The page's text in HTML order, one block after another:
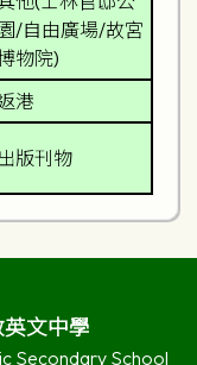
園/自由廣場/故宮
物院)
港
出版刊物
文中學
Secondary School